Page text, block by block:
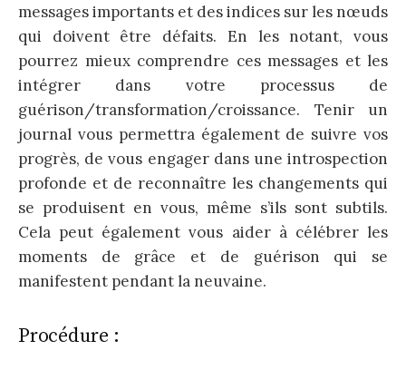
messages importants et des indices sur les nœuds
qui doivent être défaits. En les notant, vous
pourrez mieux comprendre ces messages et les
intégrer dans votre processus de
guérison/transformation/croissance. Tenir un
journal vous permettra également de suivre vos
progrès, de vous engager dans une introspection
profonde et de reconnaître les changements qui
se produisent en vous, même s’ils sont subtils.
Cela peut également vous aider à célébrer les
moments de grâce et de guérison qui se
manifestent pendant la neuvaine.
Procédure :